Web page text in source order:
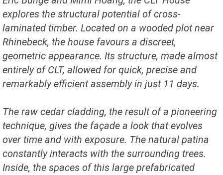
explores the structural potential of cross-
laminated timber. Located on a wooded plot near
Rhinebeck, the house favours a discreet,
geometric appearance. Its structure, made almost
entirely of CLT, allowed for quick, precise and
remarkably efficient assembly in just 11 days.
The raw cedar cladding, the result of a pioneering
technique, gives the façade a look that evolves
over time and with exposure. The natural patina
constantly interacts with the surrounding trees.
Inside, the spaces of this large prefabricated